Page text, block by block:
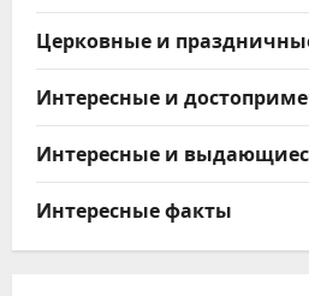
Церковные и
Интересные и
Интересные и
Интересные факты